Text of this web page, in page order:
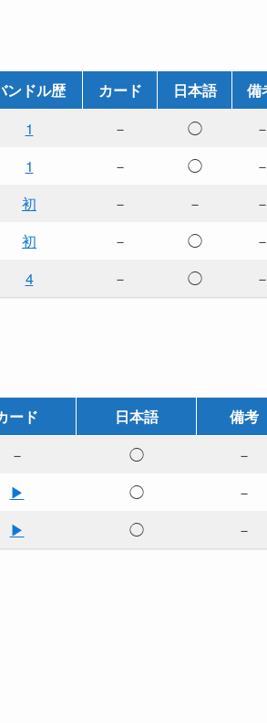
ンドル歴 カード 日本語
備
1 － ◯
1 － ◯
初 － －
初 － ◯
4 － ◯
ード 日本語
備考
－ ◯
－
▶ ◯
－
▶ ◯ －